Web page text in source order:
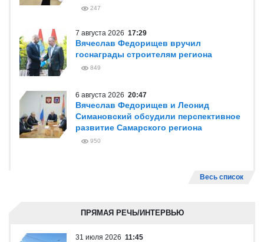
247
7 августа 2026 17:29
Вячеслав Федорищев вручил
госнаграды строителям региона
849
6 августа 2026 20:47
Вячеслав Федорищев и Леонид
Симановский обсудили перспективное
развитие Самарского региона
950
Весь список
ПРЯМАЯ РЕЧЬ/ИНТЕРВЬЮ
31 июля 2026 11:45